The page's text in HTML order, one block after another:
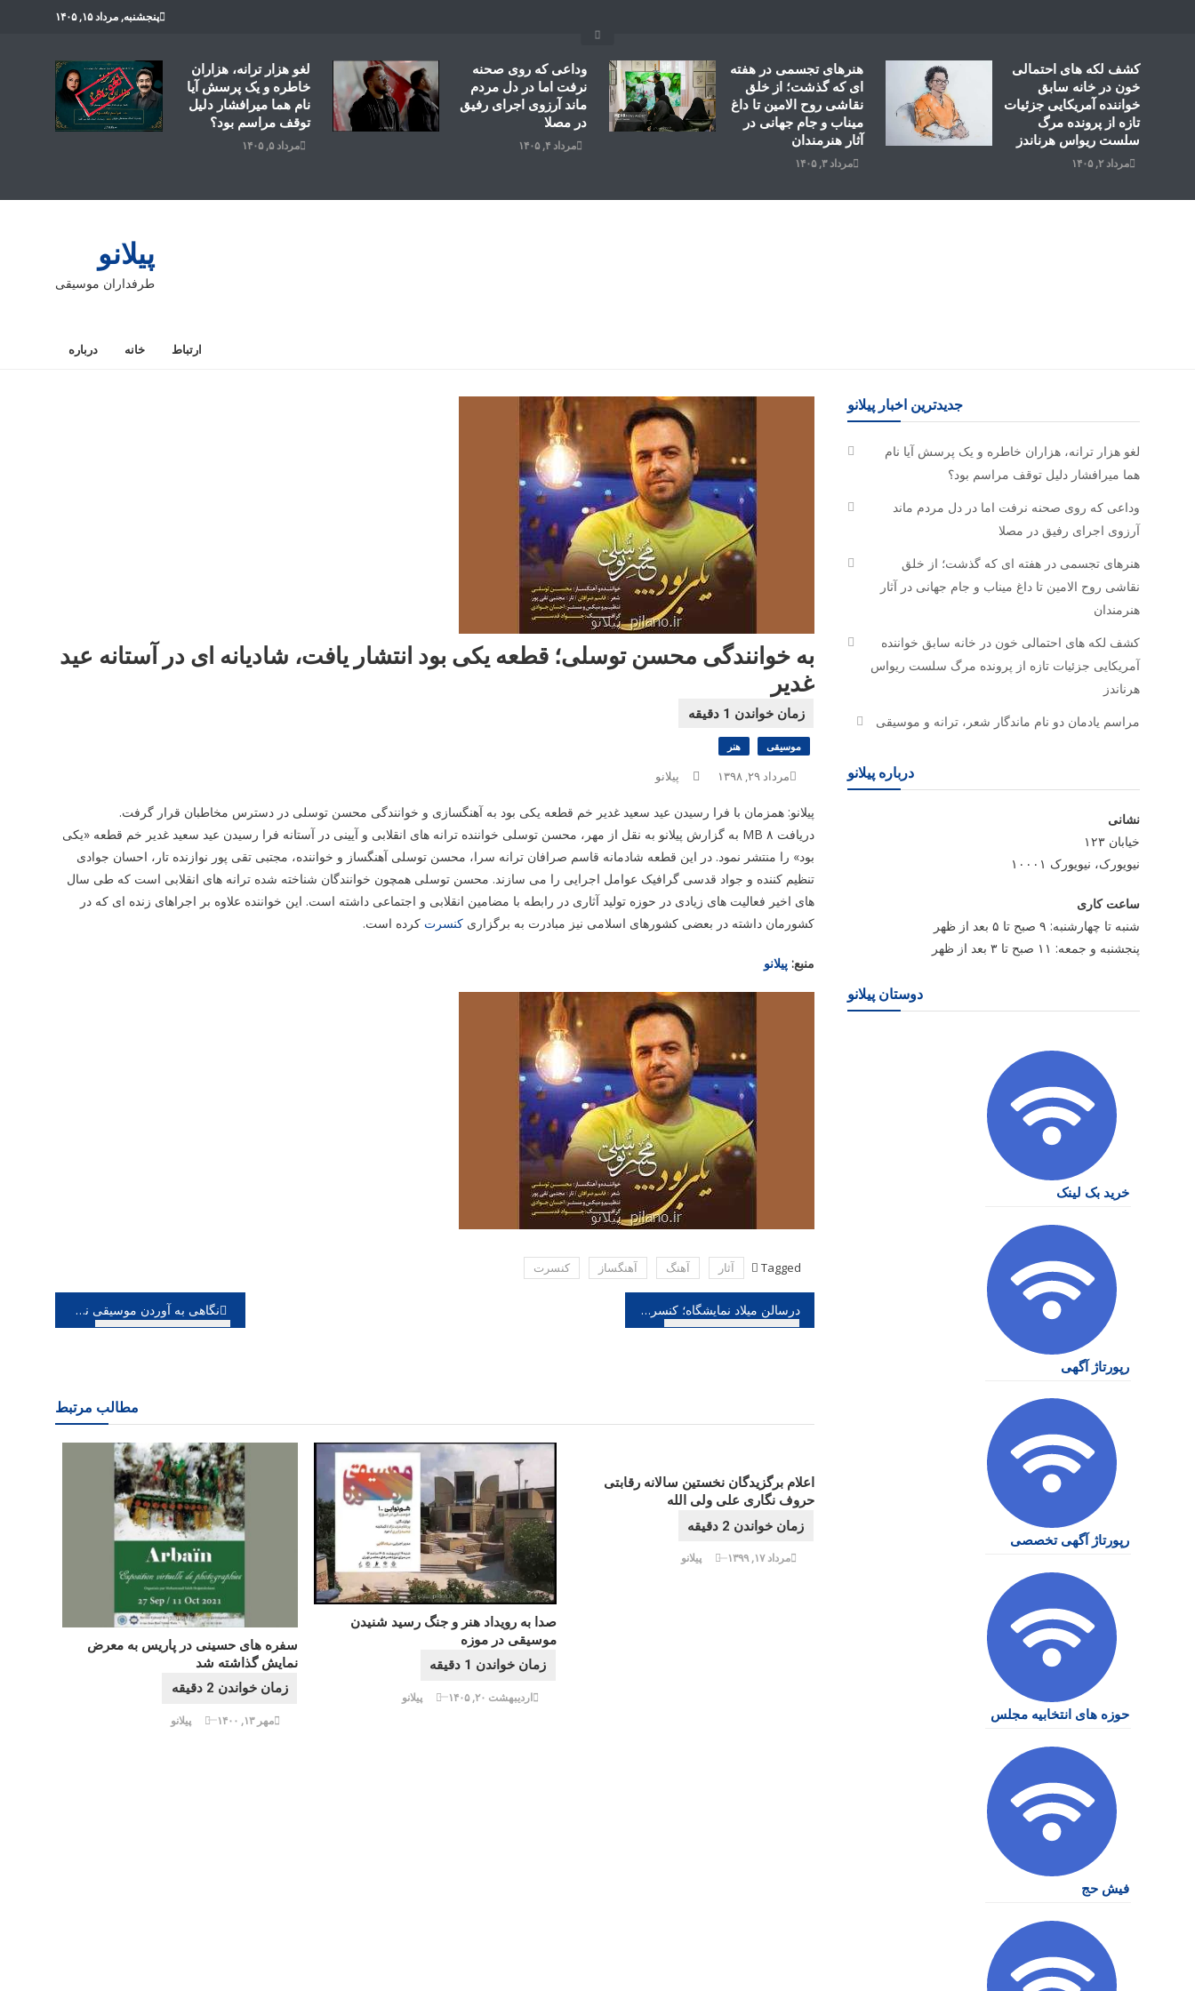
پنجشنبه, مرداد ۱۵, ۱۴۰۵
لغو هزار ترانه، هزاران
خاطره و یک پرسش آیا
نام هما میرافشار دلیل
توقف مراسم بود؟
مرداد ۵, ۱۴۰۵
وداعی که روی صحنه
نرفت اما در دل مردم
ماند آرزوی اجرای رفیق
در مصلا
مرداد ۴, ۱۴۰۵
هنرهای تجسمی در هفته
ای که گذشت؛ از خلق
نقاشی روح الامین تا داغ
میناب و جام جهانی در
آثار هنرمندان
مرداد ۳, ۱۴۰۵
کشف لکه های احتمالی
خون در خانه سابق
خواننده آمریکایی جزئیات
تازه از پرونده مرگ
سلست ریواس هرناندز
مرداد ۲, ۱۴۰۵
پیلانو
طرفداران موسیقی
ارتباط خانه درباره
به خوانندگی محسن توسلی؛ قطعه یکی بود انتشار یافت، شادیانه ای در آستانه عید
غدیر
موسیقی هنر
مرداد ۲۹, ۱۳۹۸ پیلانو
پیلانو: همزمان با فرا رسیدن عید سعید غدیر خم قطعه یکی بود به آهنگسازی و خوانندگی محسن توسلی در دسترس مخاطبان قرار گرفت.
دریافت ۸ MB به گزارش پیلانو به نقل از مهر، محسن توسلی خواننده ترانه های انقلابی و آیینی در آستانه فرا رسیدن عید سعید غدیر خم قطعه «یکی
بود» را منتشر نمود. در این قطعه شادمانه قاسم صرافان ترانه سرا، محسن توسلی آهنگساز و خواننده، مجتبی تقی پور نوازنده تار، احسان جوادی
تنظیم کننده و جواد قدسی گرافیک عوامل اجرایی را می سازند. محسن توسلی همچون خوانندگان شناخته شده ترانه های انقلابی است که طی سال
های اخیر فعالیت های زیادی در حوزه تولید آثاری در رابطه با مضامین انقلابی و اجتماعی داشته است. این خواننده علاوه بر اجراهای زنده ای که در
کشورمان داشته در بعضی کشورهای اسلامی نیز مبادرت به برگزاری کنسرت کرده است.
منبع: پیلانو
Tagged آثار آهنگ آهنگساز كنسرت
راهبری
نگاهی به آوردن موسیقی نواحی به خیابان ها موسیقی نواحی را به حال خود بگذارید بعلاوه ویدئو درسالن میلاد نمایشگاه؛ کنسرتهای علیرضا طلیسچی به عدد ۲۰۰ رسید، قدردانی از طرفداران
مطالب مرتبط
سفره های حسینی در پاریس به معرض
نمایش گذاشته شد
مهر ۱۳, ۱۴۰۰ پیلانو
صدا به رویداد هنر و جنگ رسید شنیدن
موسیقی در موزه
اردیبهشت ۲۰, ۱۴۰۵ پیلانو
اعلام برگزیدگان نخستین سالانه رقابتی
حروف نگاری علی ولی الله
مرداد ۱۷, ۱۳۹۹ پیلانو
جدیدترین اخبار پیلانو
لغو هزار ترانه، هزاران خاطره و یک پرسش آیا نام
هما میرافشار دلیل توقف مراسم بود؟
وداعی که روی صحنه نرفت اما در دل مردم ماند
آرزوی اجرای رفیق در مصلا
هنرهای تجسمی در هفته ای که گذشت؛ از خلق
نقاشی روح الامین تا داغ میناب و جام جهانی در آثار
هنرمندان
کشف لکه های احتمالی خون در خانه سابق خواننده
آمریکایی جزئیات تازه از پرونده مرگ سلست ریواس
هرناندز
مراسم یادمان دو نام ماندگار شعر، ترانه و موسیقی
درباره پیلانو
نشانی
خیابان ۱۲۳
نیویورک، نیویورک ۱۰۰۰۱
ساعت کاری
شنبه تا چهارشنبه: ۹ صبح تا ۵ بعد از ظهر
پنجشنبه و جمعه: ۱۱ صبح تا ۳ بعد از ظهر
دوستان پیلانو
خرید بک لینک
رپورتاژ آگهی
رپورتاژ آگهی تخصصی
حوزه های انتخابیه مجلس
فیش حج